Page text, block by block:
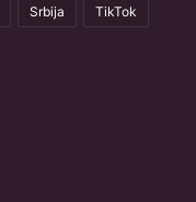
Srbija TikTok